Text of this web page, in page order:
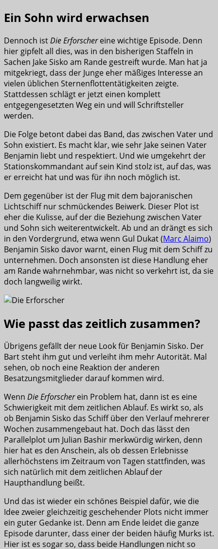
Ein Sohn wird erwachsen
Dennoch istDie Erforschereine wichtige Episode. Denn
hier gipfelt all dies, was in den bisherigen Staffeln in
Sachen Jake Sisko am Rande gestreift wurde. Man hat ja
mitgekriegt, dass der Junge eher mäßiges Interesse an
vielen üblichen Sternenflottentätigkeiten zeigte.
Stattdessen schlägt er jetzt einen komplett
entgegengesetzten Weg ein und will Schriftsteller
werden.
Die Folge betont dabei das Band, das zwischen Vater und
Sohn existiert. Es macht klar, wie sehr Jake seinen Vater
Benjamin liebt und respektiert. Und wie umgekehrt der
Stationskommandant auf sein Kind stolz ist, auf das, was
er erreicht hat und was für ihn noch möglich ist.
Dem gegenüber ist der Flug mit dem bajoranischen
Lichtschiff nur schmückendes Beiwerk. Dieser Plot ist
eher die Kulisse, auf der die Beziehung zwischen Vater
und Sohn sich weiterentwickelt. Ab und an drängt es sich
in den Vordergrund, etwa wenn Gul Dukat (Marc Alaimo)
Benjamin Sisko davor warnt, einen Flug mit dem Schiff zu
unternehmen. Doch ansonsten ist diese Handlung eher
am Rande wahrnehmbar, was nicht so verkehrt ist, da sie
doch langweilig wirkt.
Wie passt das zeitlich zusammen?
Übrigens gefällt der neue Look für Benjamin Sisko. Der
Bart steht ihm gut und verleiht ihm mehr Autorität. Mal
sehen, ob noch eine Reaktion der anderen
Besatzungsmitglieder darauf kommen wird.
Wenn Die Erforscherein Problem hat, dann ist es eine
Schwierigkeit mit dem zeitlichen Ablauf. Es wirkt so, als
ob Benjamin Sisko das Schiff über den Verlauf mehrerer
Wochen zusammengebaut hat. Doch das lässt den
Parallelplot um Julian Bashir merkwürdig wirken, denn
hier hat es den Anschein, als ob dessen Erlebnisse
allerhöchstens im Zeitraum von Tagen stattfinden, was
sich natürlich mit dem zeitlichen Ablauf der
Haupthandlung beißt.
Und das ist wieder ein schönes Beispiel dafür, wie die
Idee zweier gleichzeitig geschehender Plots nicht immer
ein guter Gedanke ist. Denn am Ende leidet die ganze
Episode darunter, dass einer der beiden häufig Murks ist.
Hier ist es sogar so, dass beide Handlungen nicht so